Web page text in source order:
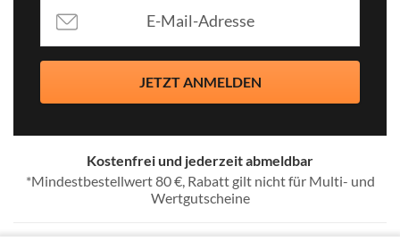
JETZT ANMELDEN
Kostenfrei und jederzeit abmeldbar
*Mindestbestellwert 80 €, Rabatt gilt nicht für Multi- und
Wertgutscheine